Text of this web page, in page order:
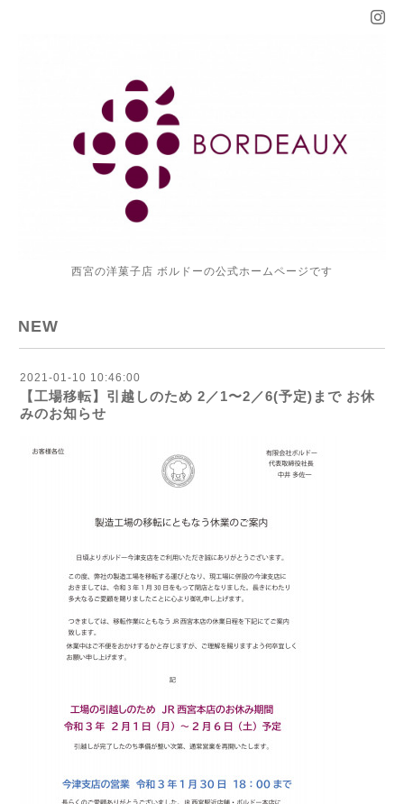
西宮の洋菓子店 ボルドーの公式ホームページです
NEW
2021-01-10 10:46:00
【工場移転】引越しのため 2／1〜2／6(予定)まで お休
みのお知らせ